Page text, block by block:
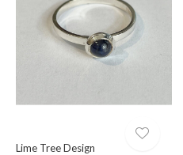
Lime Tree Design